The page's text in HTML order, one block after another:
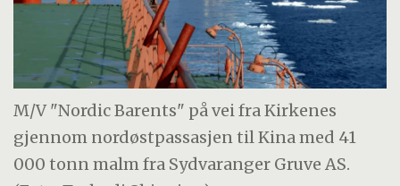
utfordringer for navigasjon. Det finnes ingen
havner eller annen infrastruktur tilpasset
større skipstrafikk.
Canada har dessuten vært lite interessert i å
tillate gjennomseiling, dels på grunn av sin
omstridte avgrensning av hele arkipelet som
M/V "Nordic Barents" på vei fra Kirkenes
gjennom nordøstpassasjen til Kina med 41
000 tonn malm fra Sydvaranger Gruve AS.